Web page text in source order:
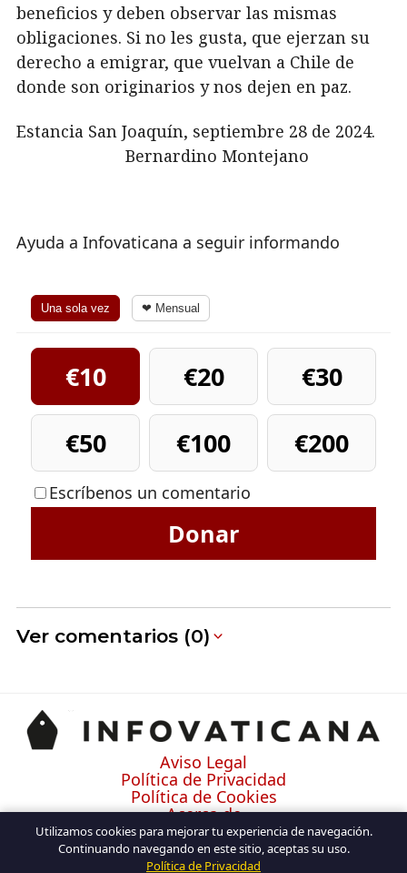
beneficios y deben observar las mismas
obligaciones. Si no les gusta, que ejerzan su
derecho a emigrar, que vuelvan a Chile de
donde son originarios y nos dejen en paz.
Estancia San Joaquín, septiembre 28 de 2024.
Bernardino Montejano
Ayuda a Infovaticana a seguir informando
Una sola vez ❤ Mensual
€10 €20
€30
€50
€100 €200
Escríbenos un comentario
Donar
Ver comentarios (0)
Aviso Legal
Política de Privacidad
Política de Cookies
Acerca de
Contacto
Utilizamos cookies para mejorar tu experiencia de navegación.
Continuando navegando en este sitio, aceptas su uso.
Política de Privacidad